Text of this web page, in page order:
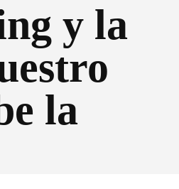
y la
la